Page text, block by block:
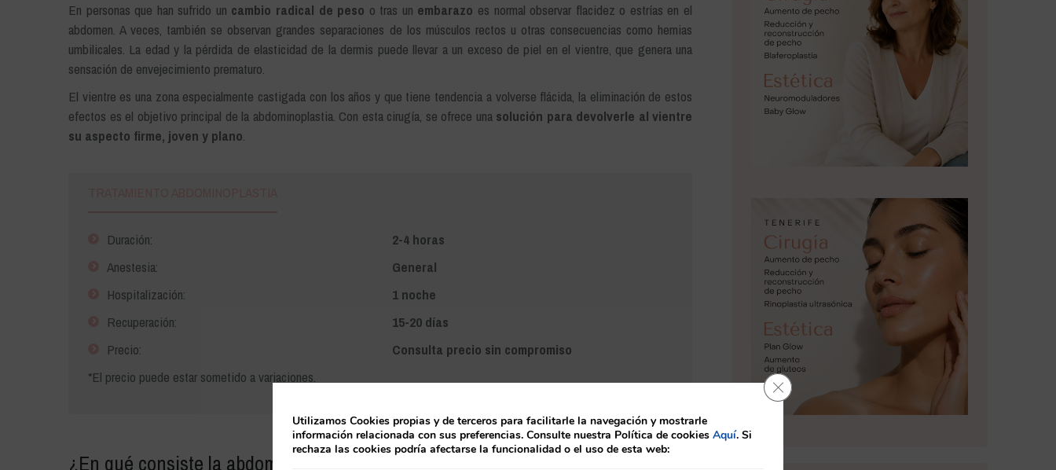
En personas que han sufrido un cambio radical de peso o tras un embarazo es normal observar flacidez o estrías en el
abdomen. A veces, también se observan grandes separaciones de los músculos rectos u otras consecuencias como hernias
umbilicales. La edad y la pérdida de elasticidad de la dermis puede llevar a un exceso de piel en el vientre, que genera una
sensación de envejecimiento prematuro.
El vientre es una zona especialmente castigada con los años y que tiene tendencia a volverse flácida, la eliminación de estos
efectos es el objetivo principal de la abdominoplastia. Con esta cirugía, se ofrece una solución para devolverle al vientre
su aspecto firme, joven y plano.
Duración:
Anestesia:
Hospitalización:
Recuperación:
Precio:
*El precio puede estar sometido a variaciones.
2-4 horas
General
1 noche
15-20 días
Consulta precio sin compromiso
¿En qué consiste la abdominoplastia o cirugía estética de vientre?
Utilizamos Cookies propias y de terceros para facilitarle la navegación y mostrarle
información relacionada con sus preferencias. Consulte nuestra Política de cookies Aquí. Si
rechaza las cookies podría afectarse la funcionalidad o el uso de esta web:
Cerrar el banner de cookies RGPD